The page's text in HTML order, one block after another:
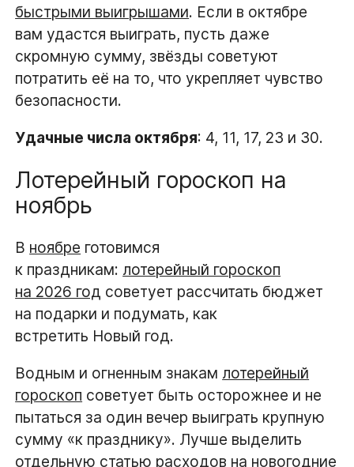
быстрыми выигрышами. Если в октябре
вам удастся выиграть, пусть даже
скромную сумму, звёзды советуют
потратить её на то, что укрепляет чувство
безопасности.
Удачные числа октября: 4, 11, 17, 23 и 30.
Лотерейный гороскоп на
ноябрь
В ноябре готовимся
к праздникам: лотерейный гороскоп
на 2026 год советует рассчитать бюджет
на подарки и подумать, как
встретить Новый год.
Водным и огненным знакам лотерейный
гороскоп советует быть осторожнее и не
пытаться за один вечер выиграть крупную
сумму «к празднику». Лучше выделить
отдельную статью расходов на новогодние